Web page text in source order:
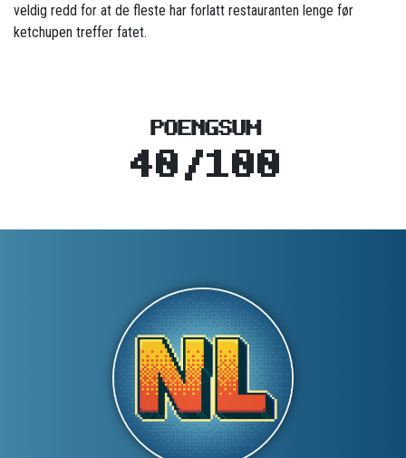
veldig redd for at de fleste har forlatt restauranten lenge før
ketchupen treffer fatet.
POENGSUM
40/100